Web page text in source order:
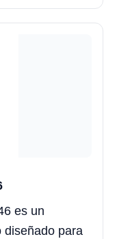
es un
diseñado para